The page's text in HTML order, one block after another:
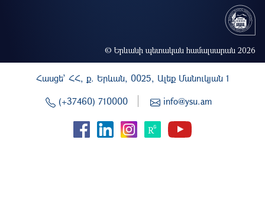
© Երևանի պետական համալսարան 2026
Հասցե` ՀՀ, ք. Երևան, 0025, Ալեք Մանուկյան 1
(+37460) 710000
info@ysu.am